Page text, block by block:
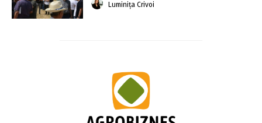
Luminița Crivoi